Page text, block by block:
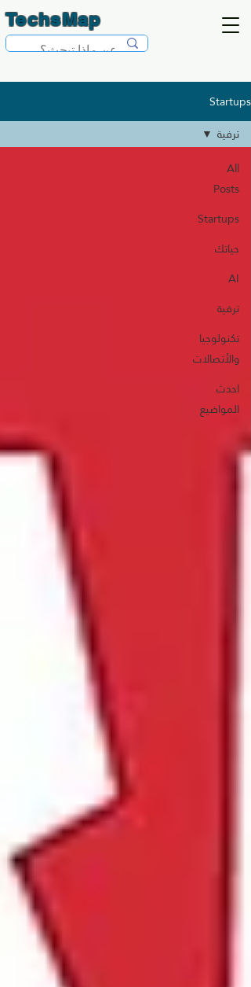
TechsMap
Startups
All
Posts
Startups
حياتك
AI
ترفية
تكنولوجيا
والأتصالات
احدث
المواضيع
ترفية